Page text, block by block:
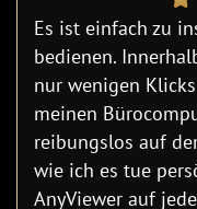
Es ist einfach zu
bedienen.
nur wenigen
meinen
reibungslos auf
wie ich es tue
AnyViewer auf